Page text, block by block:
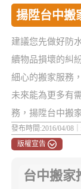
揚陞台中搬
建議您先做好防
續物品損壞的糾
細心的搬家服務
未來能為更多有
務，揚陞台中搬
發布時間:2016/04/08｜
版權宣告
台中搬家